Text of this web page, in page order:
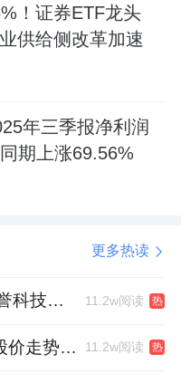
！证券ETF龙头
供给侧改革加速
年三季报净利润
期上涨69.56%
更多热读
名家汇拟2.6亿元参股至誉科技，跨界布局工业级固态存储 11.2w阅读 热
10个涨停板！爱丽家居股价走势有点狂 11.2w阅读 热